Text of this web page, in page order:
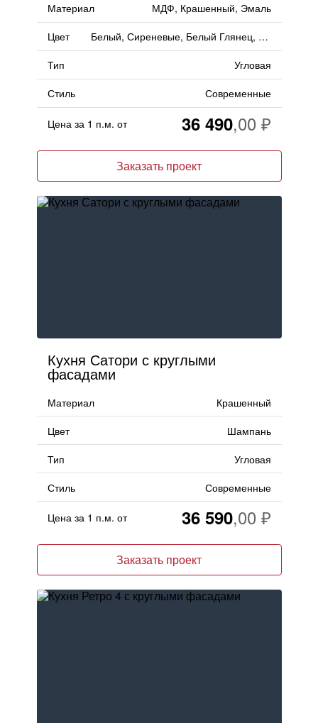
Материал
МДФ, Крашенный, Эмаль
Цвет
Белый, Сиреневые, Белый Глянец, Сливовые, Баклажан, Глянец
Тип
Угловая
Стиль
Современные
Цена за 1 п.м. от 36 490
Заказать проект
Кухня Сатори с круглыми
фасадами
Материал
Крашенный
Цвет
Шампань
Тип
Угловая
Стиль
Современные
Цена за 1 п.м. от 36 590
Заказать проект